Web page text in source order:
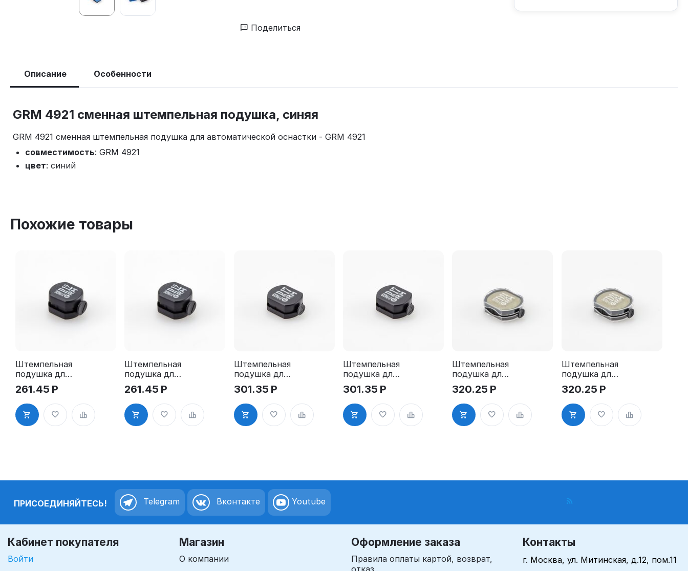
Поделиться
Описание Особенности
GRM 4921 сменная штемпельная подушка, синяя
GRM 4921 сменная штемпельная подушка для автоматической оснастки - GRM 4921
совместимость: GRM 4921
цвет: синий
Похожие товары
Штемпельная
подушка для
GRM R12
2Pads
261.45 Р
Штемпельная
подушка для
GRM R12
2Pads, синяя
261.45 Р
Штемпельная
подушка для
GRM R17
2Pads
301.35 Р
Штемпельная
подушка для
GRM R17
2Pads, синяя
301.35 Р
Штемпельная
подушка для
GRM R24
2Pads
320.25 Р
Штемпельная
подушка для
GRM R24
2Pads, синяя
320.25 Р
ПРИСОЕДИНЯЙТЕСЬ! Telegram Вконтакте Youtube
Кабинет покупателя
Войти
Магазин
О компании
Оформление заказа
Правила оплаты картой, возврат,
Контакты
г. Москва, ул. Митинская, д.12, пом.11